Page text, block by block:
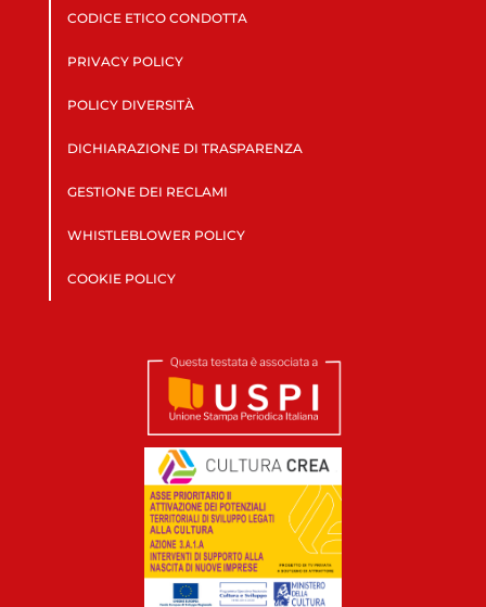
CODICE ETICO CONDOTTA
PRIVACY POLICY
POLICY DIVERSITÀ
DICHIARAZIONE DI TRASPARENZA
GESTIONE DEI RECLAMI
WHISTLEBLOWER POLICY
COOKIE POLICY